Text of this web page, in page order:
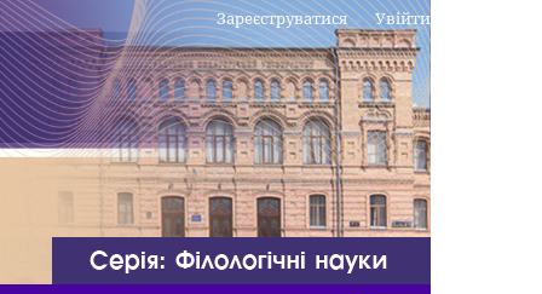
Зареєструватися Увійти